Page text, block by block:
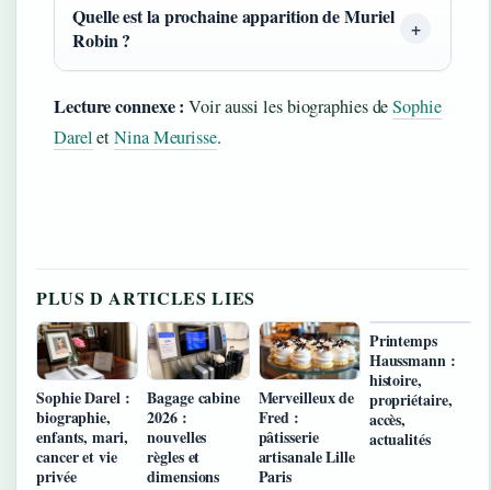
Quelle est la prochaine apparition de Muriel
Robin ?
Lecture connexe : Voir aussi les biographies deSophie
DareletNina Meurisse.
PLUS D ARTICLES LIES
Sophie Darel :
biographie,
enfants, mari,
cancer et vie
privée
Bagage cabine
2026 :
nouvelles
règles et
dimensions
Merveilleux de
Fred :
pâtisserie
artisanale Lille
Paris
Printemps
Haussmann :
histoire,
propriétaire,
accès,
actualités